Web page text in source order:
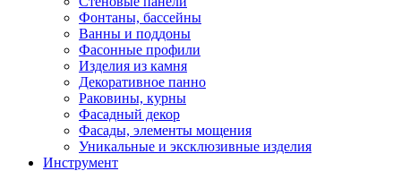
Фонтаны, бассейны
Ванны и поддоны
Фасонные профили
Изделия из камня
Декоративное панно
Раковины, курны
Фасадный декор
Фасады, элементы мощения
Уникальные и эксклюзивные изделия
Инструмент